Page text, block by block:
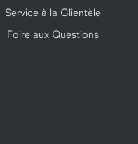
Service à la Clientèle
Foire aux Questions